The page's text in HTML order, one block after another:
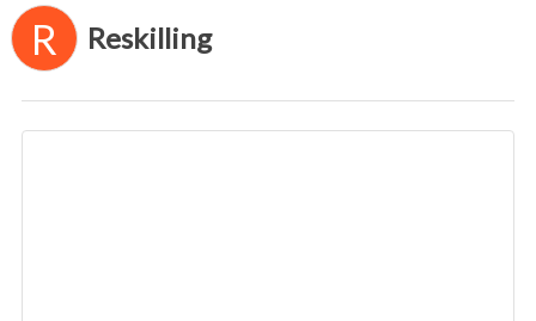
R Reskilling